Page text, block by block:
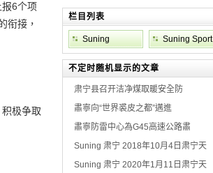
6个项
衔接，
极争取
栏目列表
Suning
Weather
Suning Sport
不定时随机显示的文章
肃宁县召开洁净煤取暖安全防
肅寧向“世界裘皮之都”邁進
肅寧防雷中心為G45高速公路肅
Suning 肃宁 2018年10月4日肃宁天
Suning 肃宁 2020年1月11日肃宁天